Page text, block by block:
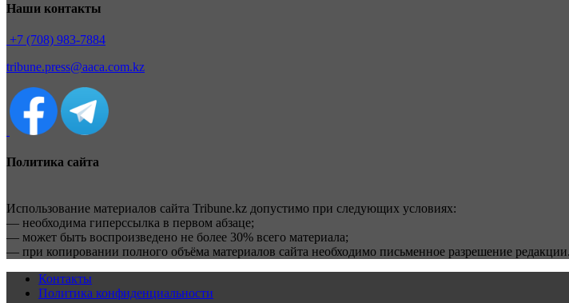
Наши контакты
+7 (708) 983-7884
tribune.press@aaca.com.kz
Политика сайта
Использование материалов сайта Tribune.kz допустимо при следующих условиях:
— необходима гиперссылка в первом абзаце;
— может быть воспроизведено не более 30% всего материала;
— при копировании полного объёма материалов сайта необходимо письменное разрешение редакции.
Контакты
Политика конфиденциальности